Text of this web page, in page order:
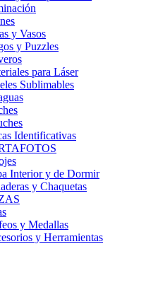
y Vasos
y Puzzles
para Láser
Sublimables
Identificativas
Interior y de Dormir
y Chaquetas
y Medallas
y Herramientas